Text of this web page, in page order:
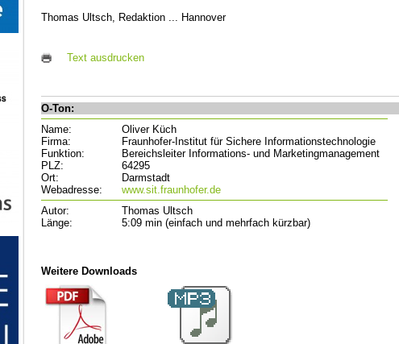
Thomas Ultsch, Redaktion ... Hannover
Text ausdrucken
O-Ton:
Name:
Oliver Küch
Firma:
Fraunhofer-Institut für Sichere Informationstechnologie
Funktion:
Bereichsleiter Informations- und Marketingmanagement
PLZ:
64295
Ort:
Darmstadt
Webadresse:
www.sit.fraunhofer.de
Autor:
Thomas Ultsch
Länge:
5:09 min (einfach und mehrfach kürzbar)
Weitere Downloads